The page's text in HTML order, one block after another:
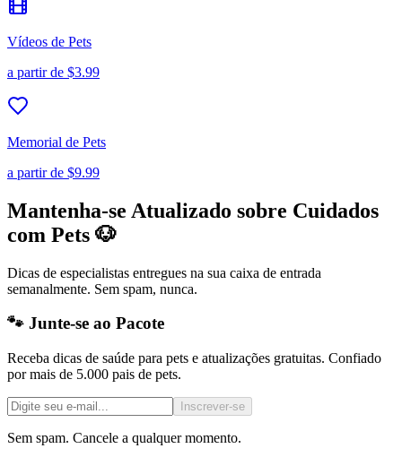
Vídeos de Pets
a partir de $3.99
Memorial de Pets
a partir de $9.99
Mantenha-se Atualizado sobre Cuidados
com Pets 🐶
Dicas de especialistas entregues na sua caixa de entrada
semanalmente. Sem spam, nunca.
🐾 Junte-se ao Pacote
Receba dicas de saúde para pets e atualizações gratuitas. Confiado
por mais de 5.000 pais de pets.
Inscrever-se
Sem spam. Cancele a qualquer momento.